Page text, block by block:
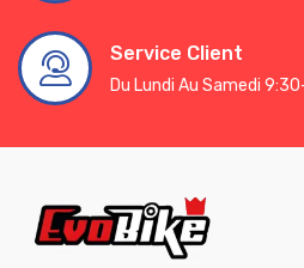
Service Client
Du Lundi Au Samedi